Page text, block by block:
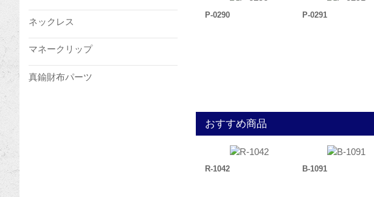
P-0290 P-0291
おすすめ商品
R-1042 B-1091
ネックレス
マネークリップ
真鍮財布パーツ